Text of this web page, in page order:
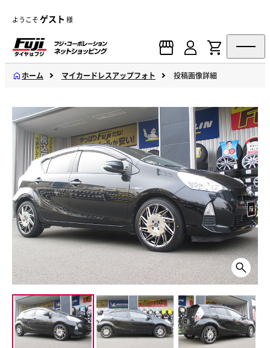
ようこそゲスト 様
ホーム マイカードレスアップフォト 投稿画像詳細